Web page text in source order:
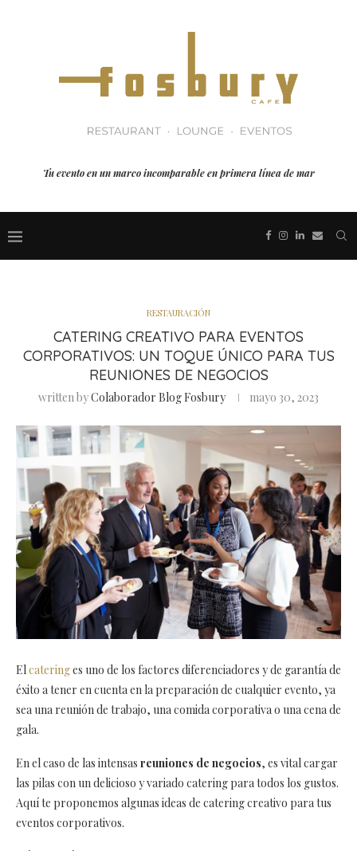
Tu evento en un marco incomparable en primera línea de mar
RESTAURACIÓN
CATERING CREATIVO PARA EVENTOS
CORPORATIVOS: UN TOQUE ÚNICO PARA TUS
REUNIONES DE NEGOCIOS
written byColaborador Blog Fosbury mayo 30, 2023
El cateringes uno de los factores diferenciadores y de garantía de
éxito a tener en cuenta en la preparación de cualquier evento, ya
sea una reunión de trabajo, una comida corporativa o una cena de
gala.
En el caso de las intensas reuniones de negocios, es vital cargar
las pilas con un delicioso y variado catering para todos los gustos.
Aquí te proponemos algunas ideas de catering creativo para tus
eventos corporativos.